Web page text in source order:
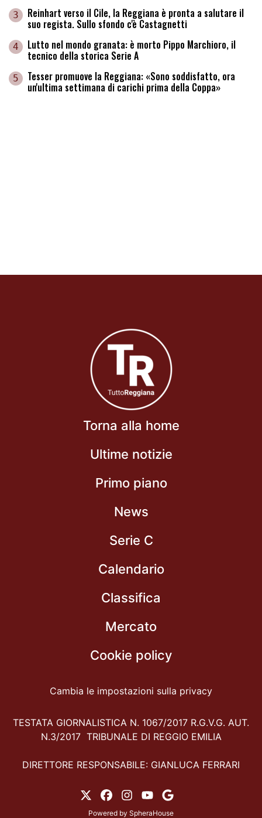
3 Reinhart verso il Cile, la Reggiana è pronta a salutare il
suo regista. Sullo sfondo c'è Castagnetti
4 Lutto nel mondo granata: è morto Pippo Marchioro, il
tecnico della storica Serie A
5 Tesser promuove la Reggiana: «Sono soddisfatto, ora
un'ultima settimana di carichi prima della Coppa»
Torna alla home
Ultime notizie
Primo piano
News
Serie C
Calendario
Classifica
Mercato
Cookie policy
Cambia le impostazioni sulla privacy
TESTATA GIORNALISTICA N. 1067/2017 R.G.V.G. AUT.
N.3/2017 TRIBUNALE DI REGGIO EMILIA
DIRETTORE RESPONSABILE: GIANLUCA FERRARI
Powered by SpheraHouse